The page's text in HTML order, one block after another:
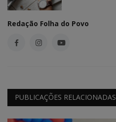
Redação Folha do Povo
PUBLICAÇÕES RELACIONADAS